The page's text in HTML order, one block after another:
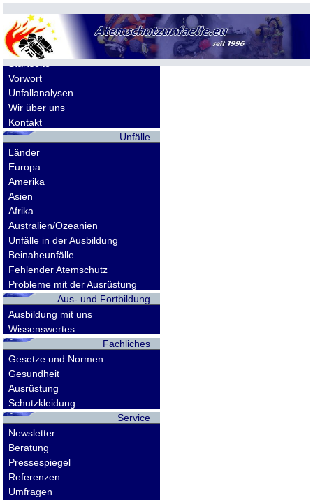
Allgemeines
Startseite
Vorwort
Unfallanalysen
Wir über uns
Kontakt
Unfälle
Länder
Europa
Amerika
Asien
Afrika
Australien/Ozeanien
Unfälle in der Ausbildung
Beinaheunfälle
Fehlender Atemschutz
Probleme mit der Ausrüstung
Aus- und Fortbildung
Ausbildung mit uns
Wissenswertes
Fachliches
Gesetze und Normen
Gesundheit
Ausrüstung
Schutzkleidung
Service
Newsletter
Beratung
Pressespiegel
Referenzen
Umfragen